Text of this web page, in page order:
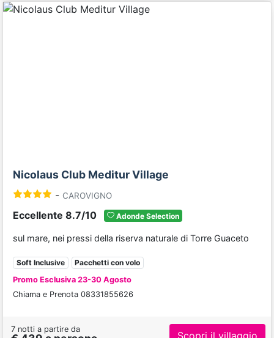
Nicolaus Club Meditur Village
- CAROVIGNO
Eccellente 8.7/10 Adonde Selection
sul mare, nei pressi della riserva naturale di Torre Guaceto
Soft Inclusive
Pacchetti con volo
Promo Esclusiva 23-30 Agosto
Chiama e Prenota 08331855626
7 notti a partire da
Scopri il villaggio